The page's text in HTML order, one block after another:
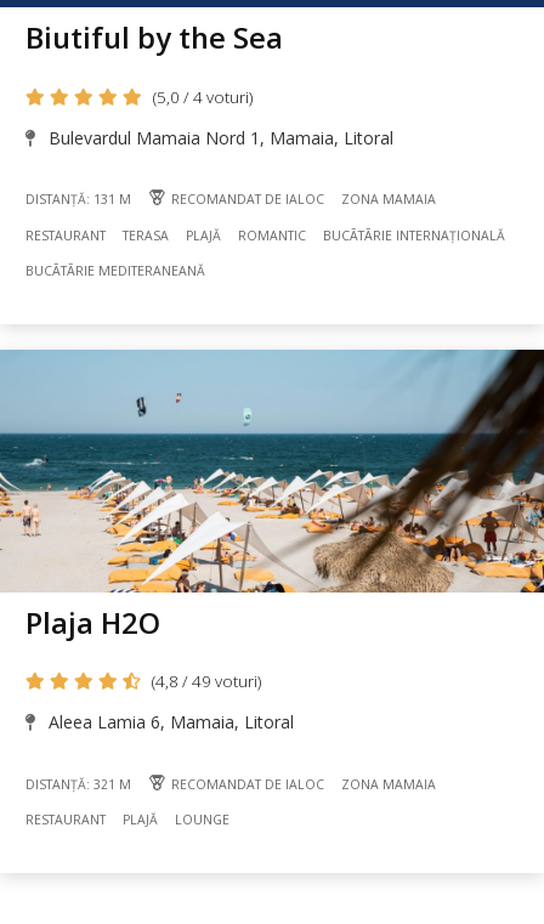
Biutiful by the Sea
(5,0 / 4 voturi)
Bulevardul Mamaia Nord 1, Mamaia, Litoral
DISTANȚĂ: 131 M RECOMANDAT DE IALOC ZONA MAMAIA
RESTAURANT TERASA PLAJĂ ROMANTIC BUCÃTÃRIE INTERNAȚIONALĂ
BUCÃTÃRIE MEDITERANEANĂ
Plaja H2O
(4,8 / 49 voturi)
Aleea Lamia 6, Mamaia, Litoral
DISTANȚĂ: 321 M RECOMANDAT DE IALOC ZONA MAMAIA
RESTAURANT PLAJĂ LOUNGE